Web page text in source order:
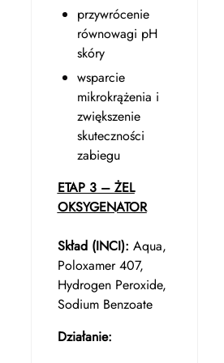
przywrócenie
równowagi pH
skóry
wsparcie
mikrokrążenia i
zwiększenie
skuteczności
zabiegu
ETAP 3 – ŻEL
OKSYGENATOR
Skład (INCI): Aqua,
Poloxamer 407,
Hydrogen Peroxide,
Sodium Benzoate
Działanie: